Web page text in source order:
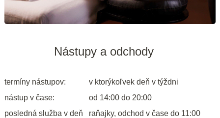
Nástupy a odchody
termíny nástupov:
v ktorýkoľvek deň v týždni
nástup v čase:
od 14:00 do 20:00
posledná služba v deň
raňajky, odchod v čase do 11:00